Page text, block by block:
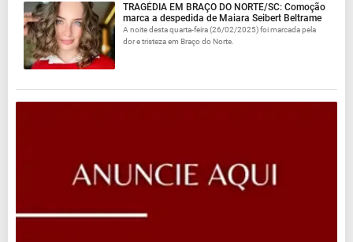
TRAGÉDIA EM BRAÇO DO NORTE/SC: Comoção
marca a despedida de Maiara Seibert Beltrame
A noite desta quarta-feira (26/02/2025) foi marcada pela
dor e tristeza em Braço do Norte.